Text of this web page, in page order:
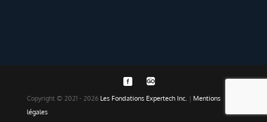
Copyright © 2021 - 2026 Les Fondations Expertech Inc. | Mentions
légales